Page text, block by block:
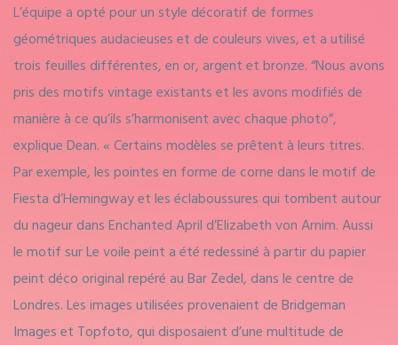
L’équipe a opté pour un style décoratif de formes
géométriques audacieuses et de couleurs vives, et a utilisé
trois feuilles différentes, en or, argent et bronze. “Nous avons
pris des motifs vintage existants et les avons modifiés de
manière à ce qu’ils s’harmonisent avec chaque photo”,
explique Dean. « Certains modèles se prêtent à leurs titres.
Par exemple, les pointes en forme de corne dans le motif de
Fiesta d’Hemingway et les éclaboussures qui tombent autour
du nageur dans Enchanted April d’Elizabeth von Arnim. Aussi
le motif surLe voile peint a été redessiné à partir du papier
peint déco original repéré au Bar Zedel, dans le centre de
Londres. Les images utilisées provenaient de Bridgeman
Images et Topfoto, qui disposaient d’une multitude de